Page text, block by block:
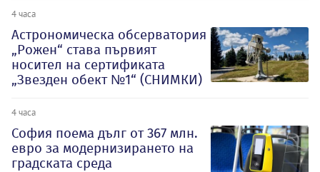
4 часа
Астрономическа обсерватория
„Рожен“ става първият
носител на сертификата
„Звезден обект №1“ (СНИМКИ)
4 часа
София поема дълг от 367 млн.
евро за модернизирането на
градската среда